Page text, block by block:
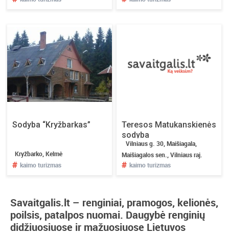
Sodyba “Kryžbarkas”
Kryžbarko, Kelmė
# kaimo turizmas
Teresos Matukanskienės
sodyba
Vilniaus g. 30, Maišiagala,
Maišiagalos sen., Vilniaus raj.
# kaimo turizmas
Savaitgalis.lt – renginiai, pramogos, kelionės,
poilsis, patalpos nuomai. Daugybė renginių
didžiuosiuose ir mažuosiuose Lietuvos